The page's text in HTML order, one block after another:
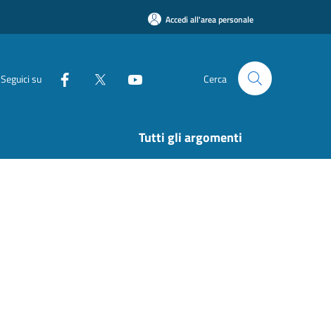
Accedi all'area personale
Seguici su Cerca
Tutti gli argomenti